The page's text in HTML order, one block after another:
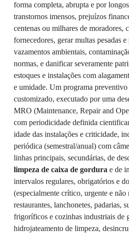
forma completa, abrupta e por
transtornos imensos, prejuízos
centenas ou milhares de moradores,
fornecedores, gerar multas pesadas
vazamentos ambientais,
normas, e danificar severamente
estoques e instalações com
e umidade. Um programa preventivo
customizado, executado por uma
MRO (Maintenance, Repair and
com periodicidade definida
idade das instalações e criticidade,
periódica (semestral/anual) com
linhas principais, secundárias, de
limpeza de caixa de gordura e de
intervalos regulares, obrigatórios e
(especialmente crítico, urgente e não
restaurantes, lanchonetes, padarias,
frigoríficos e cozinhas industriais de
hidrojateamento de limpeza,